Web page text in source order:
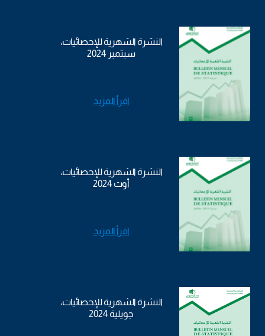
النشرة الشهرية للإحصائيات،
سبتمبر 2024
اقرأ المزيد
النشرة الشهرية للإحصائيات،
أوت 2024
اقرأ المزيد
النشرة الشهرية للإحصائيات،
جويلية 2024